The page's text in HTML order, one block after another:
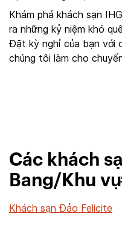
Khám phá khách sạn
ra những kỷ niệm khó
Đặt kỳ nghỉ của bạn với
chúng tôi làm cho
Các khách
Bang/Khu
Khách sạn Đảo Felicite